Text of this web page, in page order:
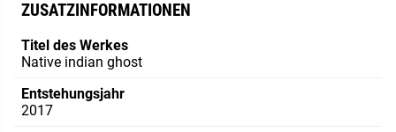
ZUSATZINFORMATIONEN
Titel des Werkes
Native indian ghost
Entstehungsjahr
2017